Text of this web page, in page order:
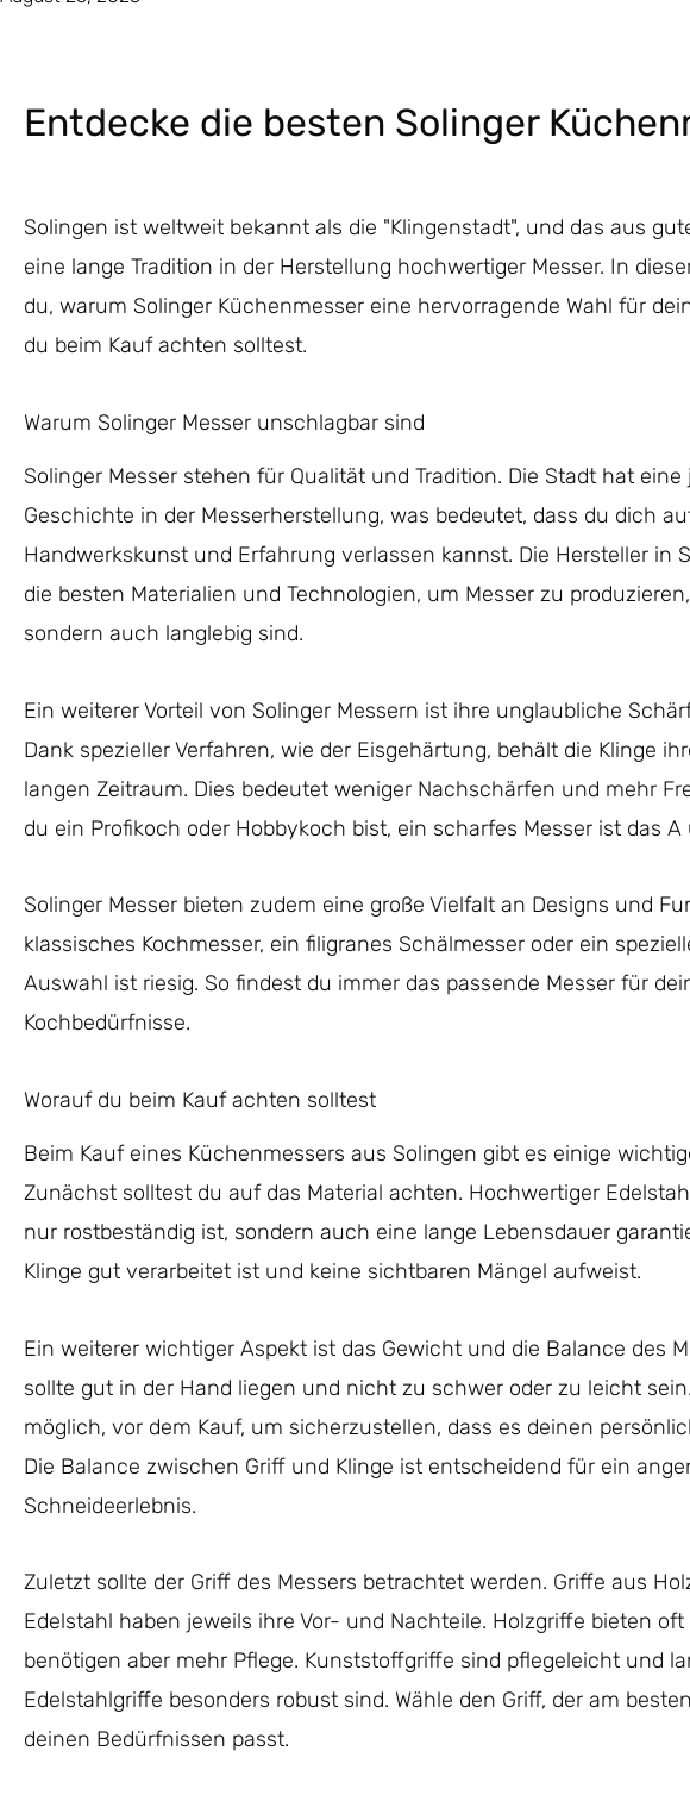
Entdecke die besten Solinger
Solingen ist weltweit bekannt als die "Klingenstadt", und das aus
eine lange Tradition in der Herstellung hochwertiger Messer. In
du, warum Solinger Küchenmesser eine hervorragende Wahl für
du beim Kauf achten solltest.
Warum Solinger Messer unschlagbar sind
Solinger Messer stehen für Qualität und Tradition. Die Stadt hat
Geschichte in der Messerherstellung, was bedeutet, dass du dich
Handwerkskunst und Erfahrung verlassen kannst. Die Hersteller in
die besten Materialien und Technologien, um Messer zu
sondern auch langlebig sind.
Ein weiterer Vorteil von Solinger Messern ist ihre unglaubliche
Dank spezieller Verfahren, wie der Eisgehärtung, behält die Klinge
langen Zeitraum. Dies bedeutet weniger Nachschärfen und mehr
du ein Profikoch oder Hobbykoch bist, ein scharfes Messer ist das A
Solinger Messer bieten zudem eine große Vielfalt an Designs und
klassisches Kochmesser, ein filigranes Schälmesser oder ein
Auswahl ist riesig. So findest du immer das passende Messer für
Kochbedürfnisse.
Worauf du beim Kauf achten solltest
Beim Kauf eines Küchenmessers aus Solingen gibt es einige
Zunächst solltest du auf das Material achten. Hochwertiger
nur rostbeständig ist, sondern auch eine lange Lebensdauer
Klinge gut verarbeitet ist und keine sichtbaren Mängel aufweist.
Ein weiterer wichtiger Aspekt ist das Gewicht und die Balance des
sollte gut in der Hand liegen und nicht zu schwer oder zu leicht
möglich, vor dem Kauf, um sicherzustellen, dass es deinen
Die Balance zwischen Griff und Klinge ist entscheidend für ein
Schneideerlebnis.
Zuletzt sollte der Griff des Messers betrachtet werden. Griffe aus
Edelstahl haben jeweils ihre Vor- und Nachteile. Holzgriffe bieten
benötigen aber mehr Pflege. Kunststoffgriffe sind pflegeleicht und
Edelstahlgriffe besonders robust sind. Wähle den Griff, der am
deinen Bedürfnissen passt.